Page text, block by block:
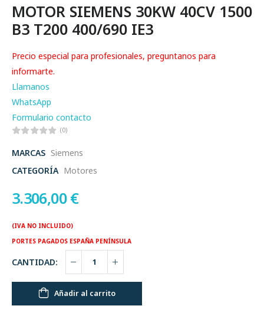
MOTOR SIEMENS 30KW 40CV 1500
B3 T200 400/690 IE3
Precio especial para profesionales, preguntanos para
informarte.
Llamanos
WhatsApp
Formulario contacto
(0)
MARCAS Siemens
CATEGORÍA Motores
3.306,00€
(IVA NO INCLUIDO)
PORTES PAGADOS ESPAÑA PENÍNSULA
CANTIDAD:
Añadir al carrito